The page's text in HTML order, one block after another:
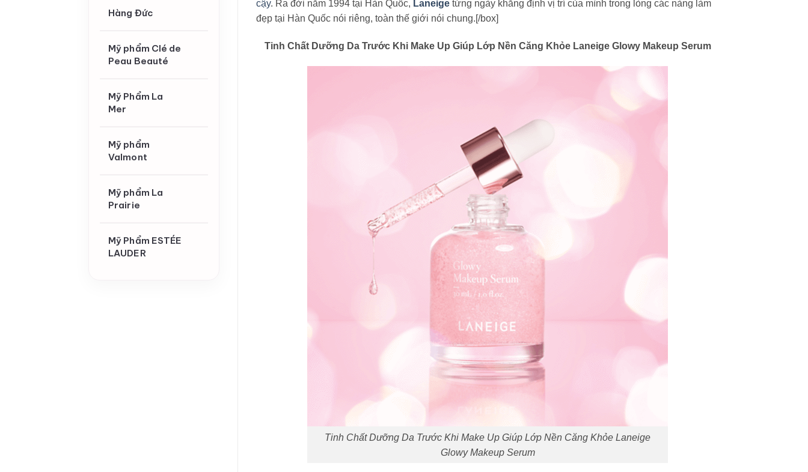
Hàng Đức
Mỹ phẩm Clé de
Peau Beauté
Mỹ Phẩm La
Mer
Mỹ phẩm
Valmont
Mỹ phẩm La
Prairie
Mỹ Phẩm ESTÉE
LAUDER
cậy. Ra đời năm 1994 tại Hàn Quốc, Laneigetừng ngày khẳng định vị trí của mình trong lòng các nàng làm
đẹp tại Hàn Quốc nói riêng, toàn thế giới nói chung.[/box]
Tinh Chất Dưỡng Da Trước Khi Make Up Giúp Lớp Nền Căng Khỏe Laneige Glowy Makeup Serum
Tinh Chất Dưỡng Da Trước Khi Make Up Giúp Lớp Nền Căng Khỏe Laneige
Glowy Makeup Serum